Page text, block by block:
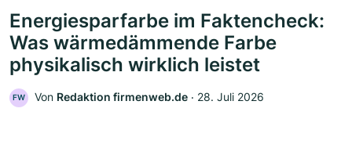
Energiesparfarbe im Faktencheck:
Was wärmedämmende Farbe
physikalisch wirklich leistet
FW Von Redaktion firmenweb.de ‧ 28. Juli 2026